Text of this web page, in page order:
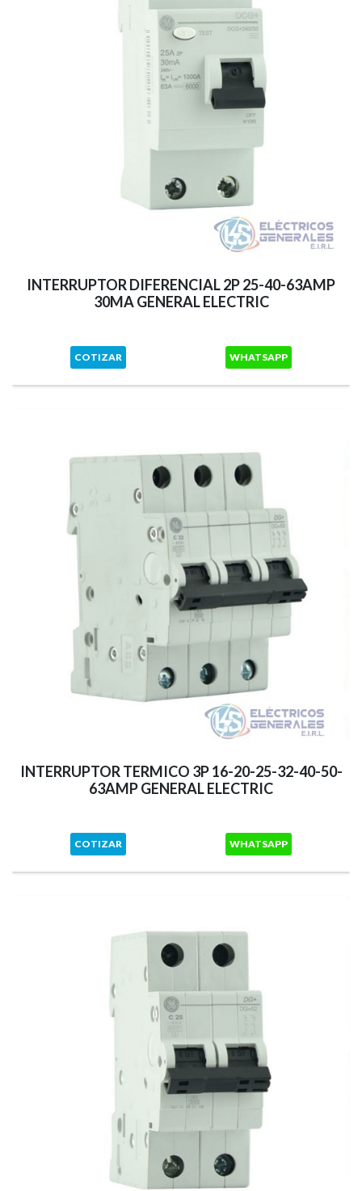
INTERRUPTOR DIFERENCIAL 2P 25-40-63AMP
30MA GENERAL ELECTRIC
COTIZAR WHATSAPP
INTERRUPTOR TERMICO 3P 16-20-25-32-40-50-
63AMP GENERAL ELECTRIC
COTIZAR WHATSAPP